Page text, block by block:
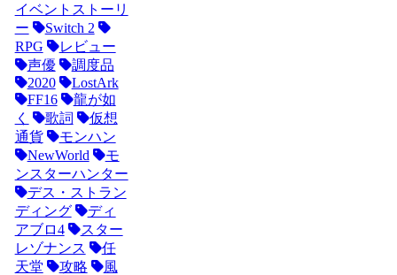
イベントストーリ
ー
Switch 2
RPG
レビュー
声優
調度品
2020
LostArk
FF16
龍が如
く
歌詞
仮想
通貨
モンハン
NewWorld
モ
ンスターハンター
デス・ストラン
ディング
ディ
アブロ4
スター
レゾナンス
任
天堂
攻略
風